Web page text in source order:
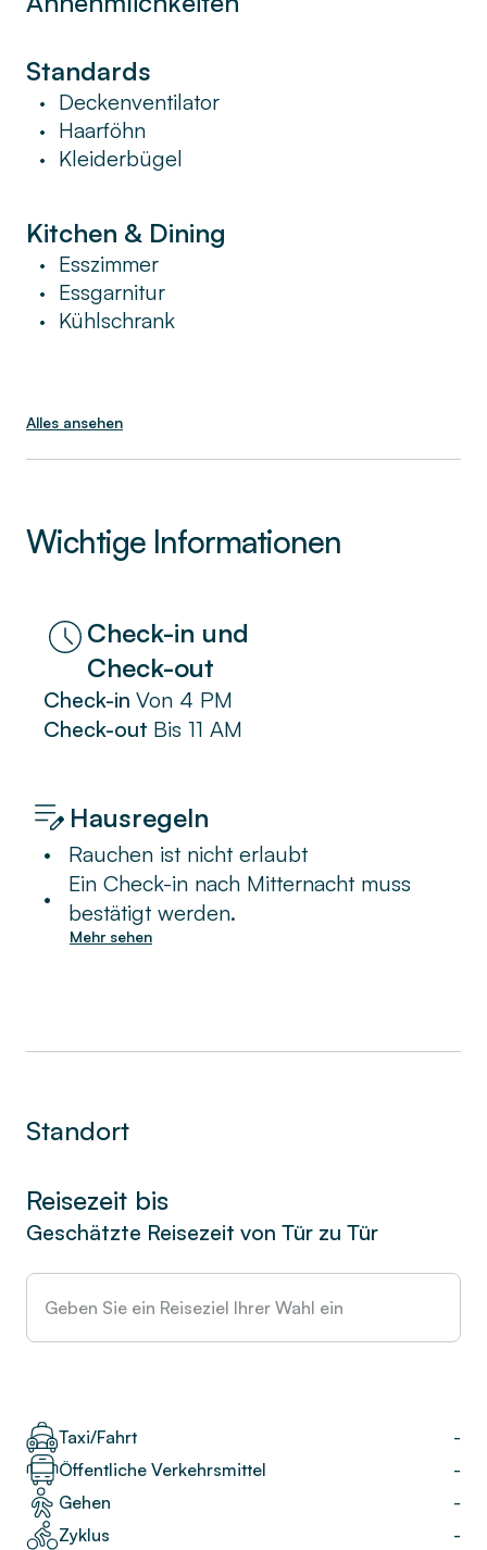
Standards
• Deckenventilator
• Haarföhn
• Kleiderbügel
Kitchen & Dining
• Esszimmer
• Essgarnitur
• Kühlschrank
Alles ansehen
Wichtige Informationen
Check-in und
Check-out
Check-in Von 4 PM
Check-out Bis 11 AM
Hausregeln
•
Rauchen ist nicht erlaubt
•
Ein Check-in nach Mitternacht muss
bestätigt werden.
Mehr sehen
Standort
Reisezeit bis
Geschätzte Reisezeit von Tür zu Tür
Taxi/Fahrt
-
Öffentliche Verkehrsmittel
-
Gehen
-
Zyklus
-